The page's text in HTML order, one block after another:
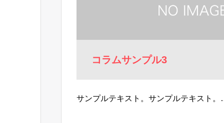
コラムサンプル3
サンプルテキスト。サンプルテキスト